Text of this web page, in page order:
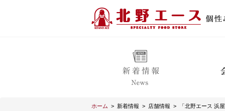
ホーム > 新着情報 > 店舗情報 > 「北野エース 浜